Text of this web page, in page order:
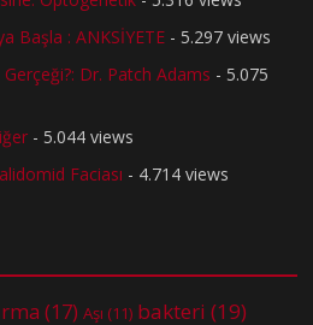
Başla : ANKSİYETE - 5.297 views
Dr. Patch Adams - 5.075
- 5.044 views
Faciası - 4.714 views
(17) Aşı (11) bakteri (19)